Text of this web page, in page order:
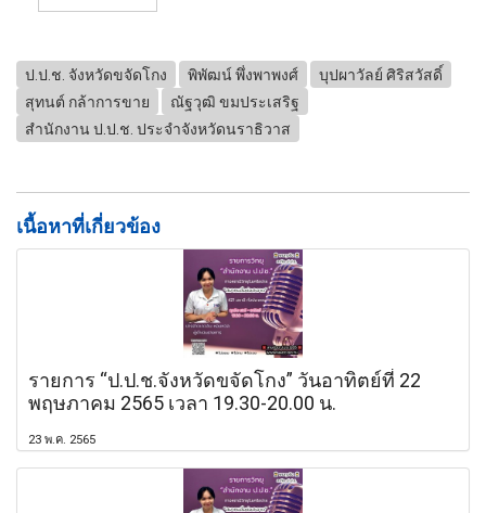
ป.ป.ช. จังหวัดขจัดโกง พิพัฒน์ พึ่งพาพงศ์
บุปผาวัลย์ ศิริสวัสดิ์
สุทนต์ กล้าการขาย
ณัฐวุฒิ ขมประเสริฐ
สำนักงาน ป.ป.ช. ประจำจังหวัดนราธิวาส
เนื้อหาที่เกี่ยวข้อง
รายการ “ป.ป.ช.จังหวัดขจัดโกง” วันอาทิตย์ที่ 22
พฤษภาคม 2565 เวลา 19.30-20.00 น.
23 พ.ค. 2565